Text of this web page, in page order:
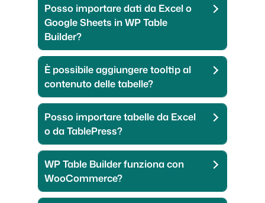
Posso importare dati da Excel o
Google Sheets in WP Table
Builder?
È possibile aggiungere tooltip al
contenuto delle tabelle?
Posso importare tabelle da Excel
o da TablePress?
WP Table Builder funziona con
WooCommerce?